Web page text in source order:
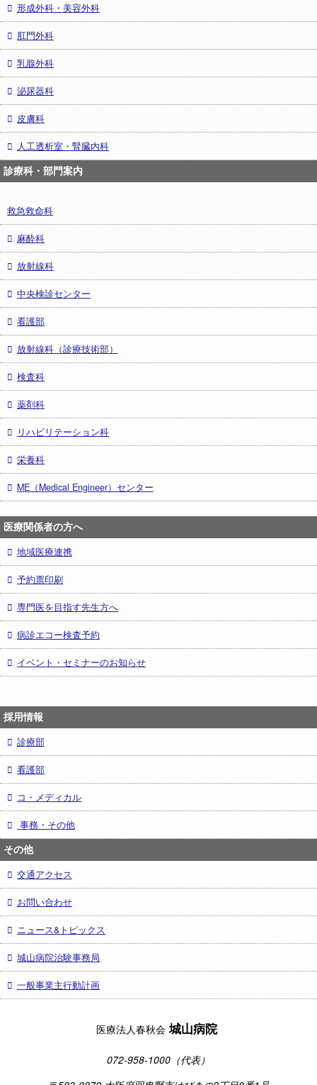
形成外科・美容外科
肛門外科
乳腺外科
泌尿器科
皮膚科
人工透析室・腎臓内科
診療科・部門案内
救急救命科
麻酔科
放射線科
中央検診センター
看護部
放射線科（診療技術部）
検査科
薬剤科
リハビリテーション科
栄養科
ME（Medical Engineer）センター
医療関係者の方へ
地域医療連携
予約票印刷
専門医を目指す先生方へ
病診エコー検査予約
イベント・セミナーのお知らせ
採用情報
診療部
看護部
コ・メディカル
事務・その他
その他
交通アクセス
お問い合わせ
ニュース&トピックス
城山病院治験事務局
一般事業主行動計画
医療法人春秋会 城山病院
072-958-1000（代表）